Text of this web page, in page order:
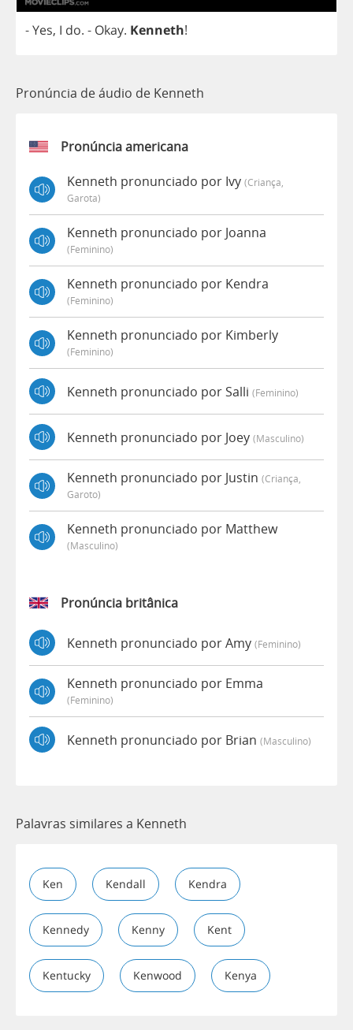
-Yes, I do. - Okay. Kenneth!
Pronúncia de áudio de Kenneth
Pronúncia americana
Kenneth pronunciado por Ivy (criança,
Garota)
Kenneth pronunciado por Joanna
(feminino)
Kenneth pronunciado por Kendra
(feminino)
Kenneth pronunciado por Kimberly
(feminino)
Kenneth pronunciado por Salli (feminino)
Kenneth pronunciado por Joey (masculino)
Kenneth pronunciado por Justin (criança,
Garoto)
Kenneth pronunciado por Matthew
(masculino)
Pronúncia britânica
Kenneth pronunciado por Amy (feminino)
Kenneth pronunciado por Emma
(feminino)
Kenneth pronunciado por Brian (masculino)
Palavras similares a Kenneth
Ken Kendall Kendra
Kennedy Kenny Kent
Kentucky Kenwood Kenya